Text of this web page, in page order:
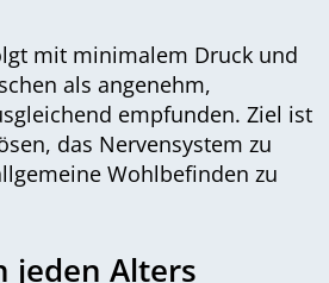
mit minimalem Druck und
als angenehm,
empfunden. Ziel ist
das Nervensystem zu
Wohlbefinden zu
jeden Alters